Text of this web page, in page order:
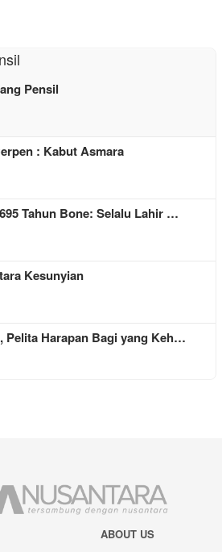
Pensil
: Kabut Asmara
Tahun Bone: Selalu Lahir …
Kesunyian
Pelita Harapan Bagi yang Keh…
ABOUT US